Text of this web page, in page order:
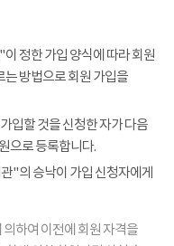
정한 가입 양식에 따라 회원
방법으로 회원 가입을
입할 것을 신청한 자가 다음
으로 등록합니다.
"의 승낙이 가입 신청자에게
하여 이전에 회원 자격을